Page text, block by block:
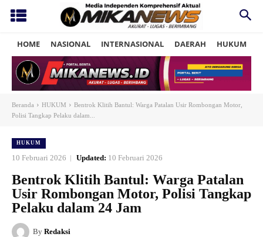
HOME NASIONAL INTERNASIONAL DAERAH HUKUM
Beranda HUKUM
Bentrok Klitih Bantul: Warga Patalan Usir Rombongan Motor,
Polisi Tangkap Pelaku dalam...
HUKUM
10 Februari 2026 Updated: 10 Februari 2026
Bentrok Klitih Bantul: Warga Patalan
Usir Rombongan Motor, Polisi Tangkap
Pelaku dalam 24 Jam
By Redaksi